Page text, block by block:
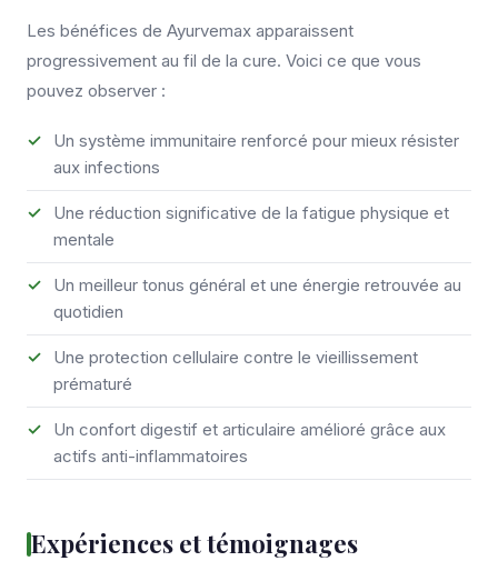
Les bénéfices de Ayurvemax apparaissent
progressivement au fil de la cure. Voici ce que vous
pouvez observer :
Un système immunitaire renforcé pour mieux résister
aux infections
Une réduction significative de la fatigue physique et
mentale
Un meilleur tonus général et une énergie retrouvée au
quotidien
Une protection cellulaire contre le vieillissement
prématuré
Un confort digestif et articulaire amélioré grâce aux
actifs anti-inflammatoires
Expériences et témoignages